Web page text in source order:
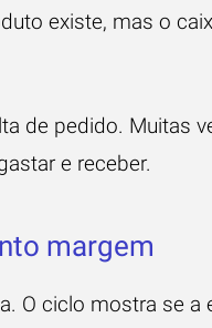
existe, mas o
de pedido. Muitas
e receber.
margem
O ciclo mostra se a